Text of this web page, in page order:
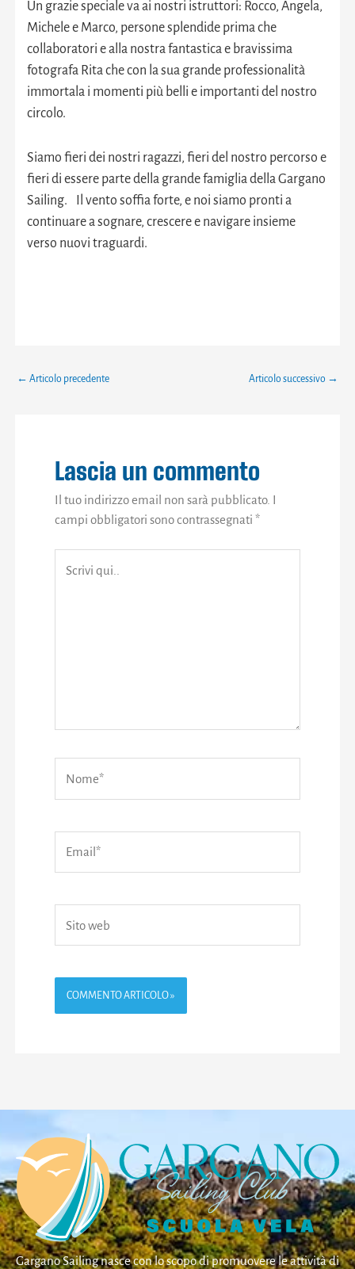
Un grazie speciale va ai nostri istruttori: Rocco, Angela,
Michele e Marco, persone splendide prima che
collaboratori e alla nostra fantastica e bravissima
fotografa Rita che con la sua grande professionalità
immortala i momenti più belli e importanti del nostro
circolo.
Siamo fieri dei nostri ragazzi, fieri del nostro percorso e
fieri di essere parte della grande famiglia della Gargano
Sailing. Il vento soffia forte, e noi siamo pronti a
continuare a sognare, crescere e navigare insieme
verso nuovi traguardi.
← Articolo precedente Articolo successivo →
Lascia un commento
Il tuo indirizzo email non sarà pubblicato. I
campi obbligatori sono contrassegnati*
qui..
web
Gargano Sailing nasce con lo scopo di promuovere le attività di